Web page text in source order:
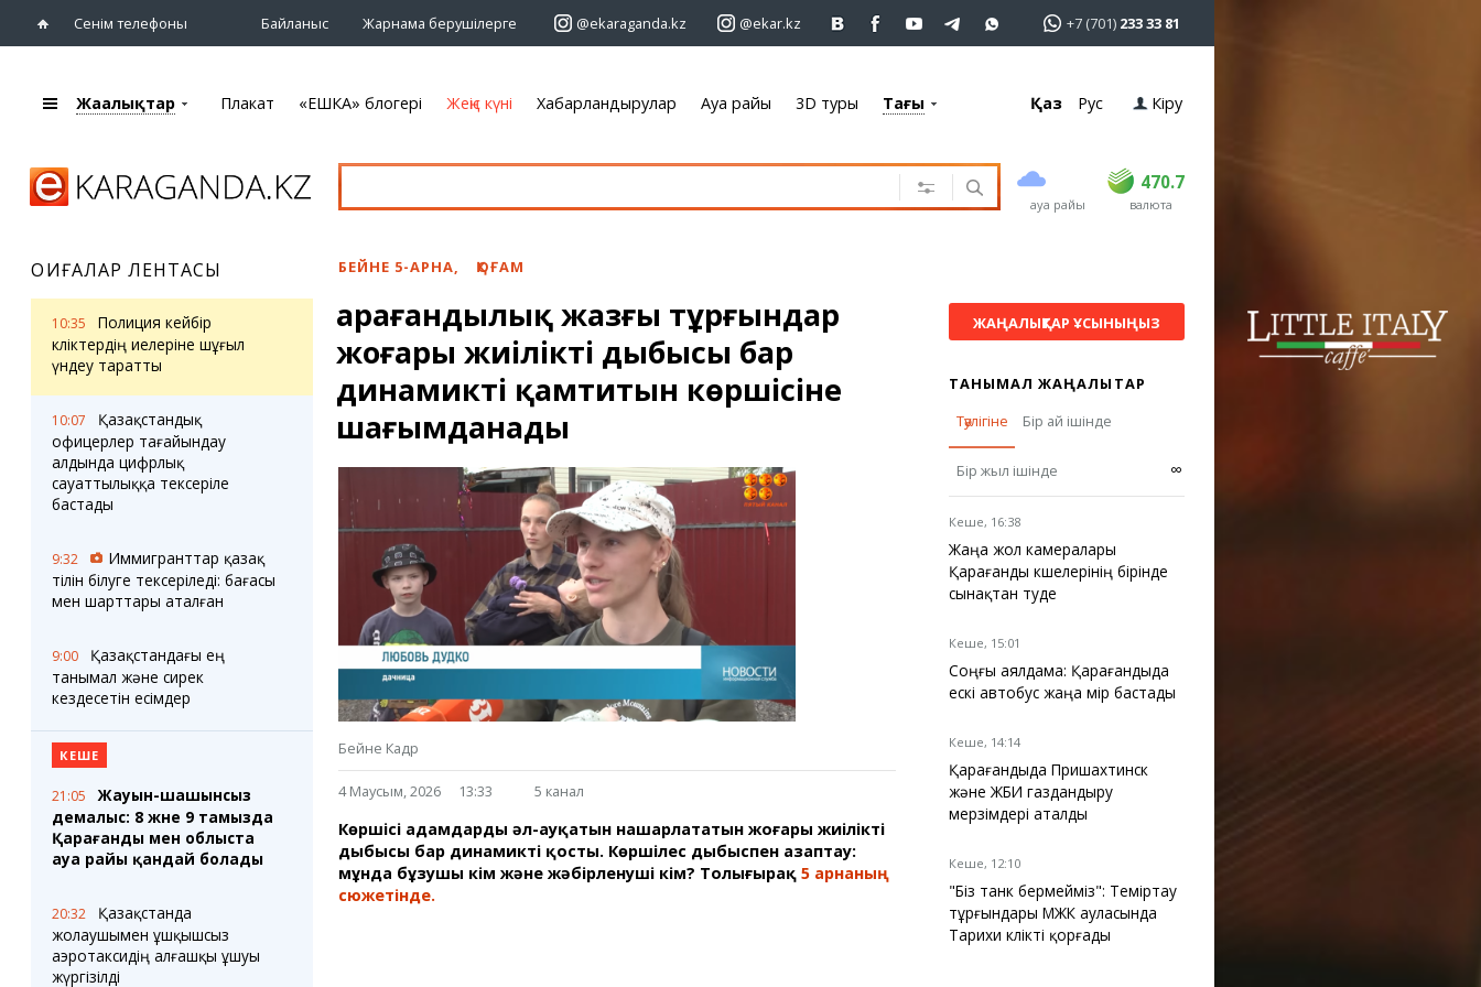
Сенім телефоны Байланыс Жарнама берушілерге @ekaraganda.kz @ekar.kz +7 (701) 233 33 81
Жаңалықтары
eTV
Ақпараттық
бюллетень
Сұхбат
Плакат
Театрлар
Спорт
Көрмелер
Цирк және
хайуанаттар бағы
Хабарландырулар
Қызметтер
Электроника
Жиһаз
«ЕШКА» блогері
Блогер лентасы
Соққылар
Аптаның коллажы
Ешкин жұлдыз
жорамалы
Карталар
Веб-камералар
Тығындар
Қарағанды Картасы
Ұйымдар
Менің учаскелік
Жолдарды жабу
Ауа райы
Қарағанды
Теміртау
Балқаш
Жезқазған
Медиа
Фото
Бейне
3D туры
Қызметтер
Аудармашы
КӨЛІК КЕСТЕСІ
Шиналарды сатып
алыңыз, оңай!
Жаңалықтар Плакат «ЕШКА» блогері Жеңіс күні Хабарландырулар Ауа райы 3D туры Тағы Қаз Рус Кіру
ауа райы
470.7
USD 468.5 470.7
EUR валюта
ОҚИҒАЛАР ЛЕНТАСЫ
10:35
Полиция кейбір
көліктердің иелеріне шұғыл
үндеу таратты
10:07
Қазақстандық
офицерлер тағайындау
алдында цифрлық
сауаттылыққа тексеріле
бастады
9:32
Иммигранттар қазақ
тілін білуге тексеріледі: бағасы
мен шарттары аталған
9:00
Қазақстандағы ең
танымал және сирек
кездесетін есімдер
КЕШЕ
21:05
Жауын-шашынсыз
демалыс: 8 және 9 тамызда
Қарағанды мен облыста
ауа райы қандай болады
20:32
Қазақстанда
жолаушымен ұшқышсыз
аэротаксидің алғашқы ұшуы
жүргізілді
БЕЙНЕ 5-АРНА, ҚОҒАМ
Қарағандылық жазғы тұрғындар
жоғары жиілікті дыбысы бар
динамикті қамтитын көршісіне
шағымданады
Бейне Кадр
4 Маусым, 2026 13:33 5 канал
Көршісі адамдардың әл-ауқатын нашарлататын жоғары жиілікті
дыбысы бар динамикті қосты. Көршілес дыбыспен азаптау:
мұнда бұзушы кім және жәбірленуші кім? Толығырақ 5 арнаның
сюжетінде.
ЖАҢАЛЫҚТАР ҰСЫНЫҢЫЗ
ТАНЫМАЛ ЖАҢАЛЫҚТАР
Тәулігіне
Бір ай ішінде
Бір жыл ішінде ∞
Кеше, 16:38
Жаңа жол камералары
Қарағанды көшелерінің бірінде
сынақтан өтуде
Кеше, 15:01
Соңғы аялдама: Қарағандыда
ескі автобус жаңа өмір бастады
Кеше, 14:14
Қарағандыда Пришахтинск
және ЖБИ газдандыру
мерзімдері аталды
Кеше, 12:10
"Біз танк бермейміз": Теміртау
тұрғындары МЖК ауласында
Тарихи көлікті қорғады